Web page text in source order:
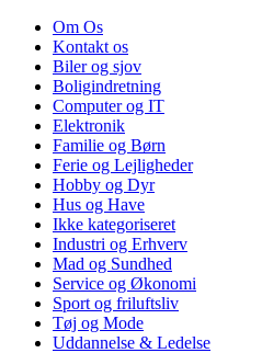
Om Os
Kontakt os
Biler og sjov
Boligindretning
Computer og IT
Elektronik
Familie og Børn
Ferie og Lejligheder
Hobby og Dyr
Hus og Have
Ikke kategoriseret
Industri og Erhverv
Mad og Sundhed
Service og Økonomi
Sport og friluftsliv
Tøj og Mode
Uddannelse & Ledelse